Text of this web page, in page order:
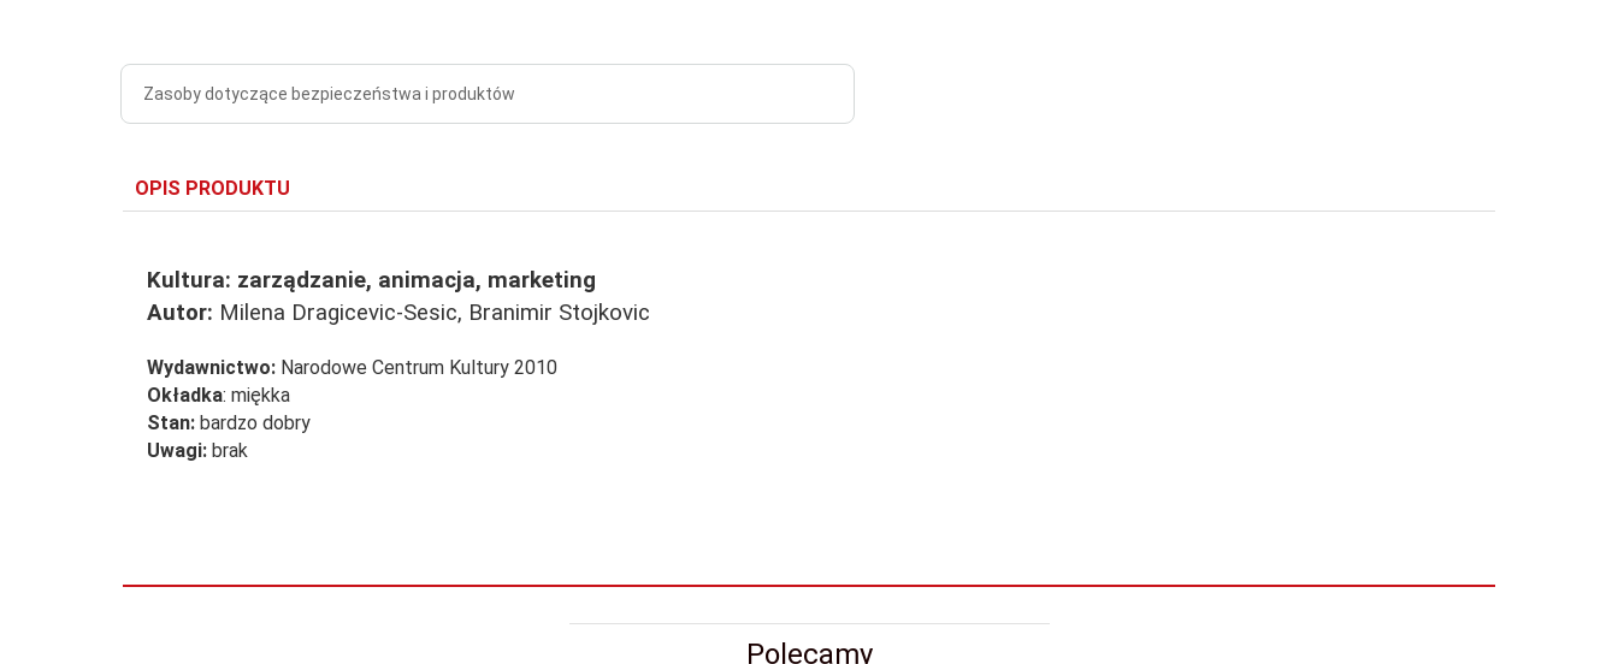
Zasoby dotyczące bezpieczeństwa i produktów
OPIS PRODUKTU
Kultura: zarządzanie, animacja, marketing
Autor: Milena Dragicevic-Sesic, Branimir Stojkovic
Wydawnictwo: Narodowe Centrum Kultury 2010
Okładka: miękka
Stan: bardzo dobry
Uwagi: brak
Polecamy